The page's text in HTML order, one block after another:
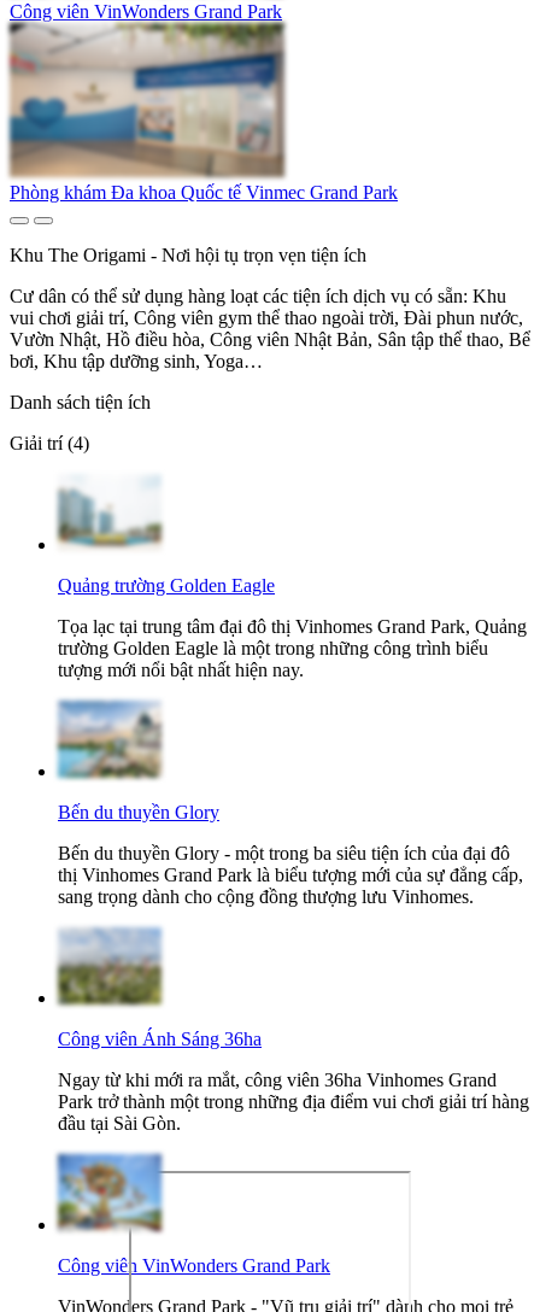
Công viên VinWonders Grand Park
Phòng khám Đa khoa Quốc tế Vinmec Grand Park
Khu The Origami - Nơi hội tụ trọn vẹn tiện ích
Cư dân có thể sử dụng hàng loạt các tiện ích dịch vụ có sẵn: Khu
vui chơi giải trí, Công viên gym thể thao ngoài trời, Đài phun nước,
Vườn Nhật, Hồ điều hòa, Công viên Nhật Bản, Sân tập thể thao, Bể
bơi, Khu tập dưỡng sinh, Yoga…
Danh sách tiện ích
Giải trí (4)
Quảng trường Golden Eagle
Tọa lạc tại trung tâm đại đô thị Vinhomes Grand Park, Quảng
trường Golden Eagle là một trong những công trình biểu
tượng mới nổi bật nhất hiện nay.
Bến du thuyền Glory
Bến du thuyền Glory - một trong ba siêu tiện ích của đại đô
thị Vinhomes Grand Park là biểu tượng mới của sự đẳng cấp,
sang trọng dành cho cộng đồng thượng lưu Vinhomes.
Công viên Ánh Sáng 36ha
Ngay từ khi mới ra mắt, công viên 36ha Vinhomes Grand
Park trở thành một trong những địa điểm vui chơi giải trí hàng
đầu tại Sài Gòn.
Công viên VinWonders Grand Park
VinWonders Grand Park - "Vũ trụ giải trí" dành cho mọi trẻ